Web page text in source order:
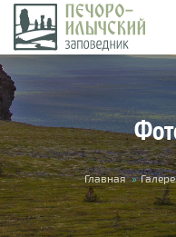
Перейти к основному
Вы здесь
Главная »